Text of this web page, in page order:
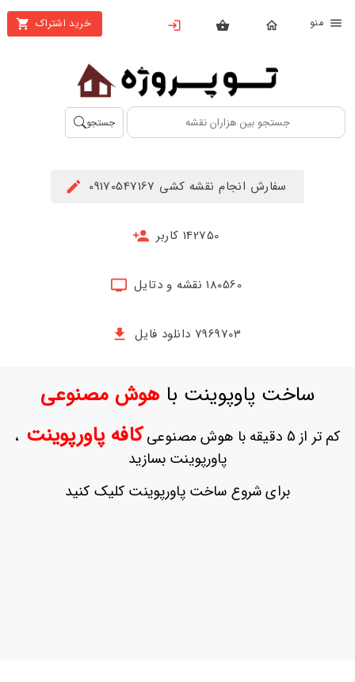
خرید اشتراک
بستن
محصولات
تهیه
اشتراک
حساب
ثبت
بازیابی
جستجو
سفارش انجام نقشه کشی 09170547167
142750 کاربر
180560 نقشه و دتایل
7969703 دانلود فایل
ساخت پاوپوینت باهوش مصنوعی
کم تر از 5 دقیقه با هوش مصنوعی کافه پاورپوینت ،
پاورپوینت بسازید
برای شروع ساخت پاورپوینت کلیک کنید